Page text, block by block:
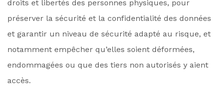
droits et libertés des personnes physiques, pour
préserver la sécurité et la confidentialité des données
et garantir un niveau de sécurité adapté au risque, et
notamment empêcher qu’elles soient déformées,
endommagées ou que des tiers non autorisés y aient
accès.